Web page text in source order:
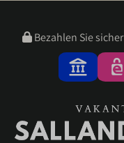
Bezahlen Sie sicher